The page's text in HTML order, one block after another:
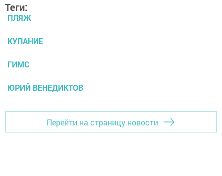
Теги:
ПЛЯЖ
КУПАНИЕ
ГИМС
ЮРИЙ ВЕНЕДИКТОВ
Перейти на страницу новости